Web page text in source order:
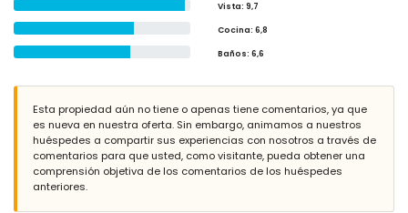
Vista: 9,7
Cocina: 6,8
Baños: 6,6
Esta propiedad aún no tiene o apenas tiene comentarios, ya que
es nueva en nuestra oferta. Sin embargo, animamos a nuestros
huéspedes a compartir sus experiencias con nosotros a través de
comentarios para que usted, como visitante, pueda obtener una
comprensión objetiva de los comentarios de los huéspedes
anteriores.